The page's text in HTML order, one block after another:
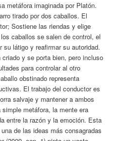
metáfora imaginada por Platón.
tirado por dos caballos. El
Sostiene las riendas y elige
caballos se salen de control, el
látigo y reafirmar su autoridad.
y se porta bien, pero incluso
para controlar al otro
obstinado representa
El trabajo del conductor es
salvaje y mantener a ambos
metáfora, la mente era
entre la razón y la emoción. Esta
de las ideas más consagradas